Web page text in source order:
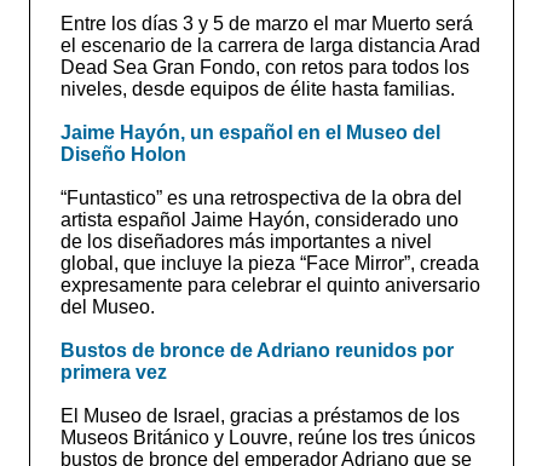
Entre los días 3 y 5 de marzo el mar Muerto será
el escenario de la carrera de larga distancia Arad
Dead Sea Gran Fondo, con retos para todos los
niveles, desde equipos de élite hasta familias.
Jaime Hayón, un español en el Museo del
Diseño Holon
“Funtastico” es una retrospectiva de la obra del
artista español Jaime Hayón, considerado uno
de los diseñadores más importantes a nivel
global, que incluye la pieza “Face Mirror”, creada
expresamente para celebrar el quinto aniversario
del Museo.
Bustos de bronce de Adriano reunidos por
primera vez
El Museo de Israel, gracias a préstamos de los
Museos Británico y Louvre, reúne los tres únicos
bustos de bronce del emperador Adriano que se